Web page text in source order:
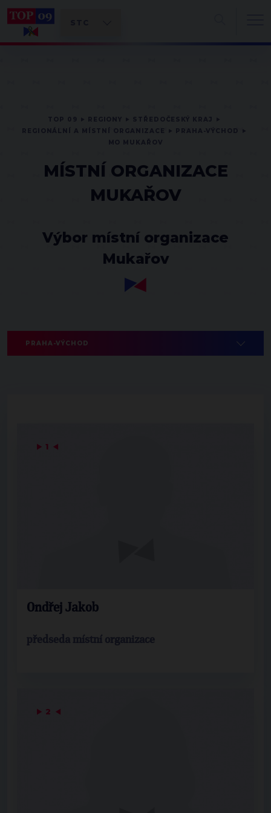
MÍSTNÍ ORGANIZACE
MUKAŘOV
Výbor místní organizace
Mukařov
PRAHA-VÝCHOD
▶ 1 ◀
Ondřej Jakob
předseda místní organizace
▶ 2 ◀